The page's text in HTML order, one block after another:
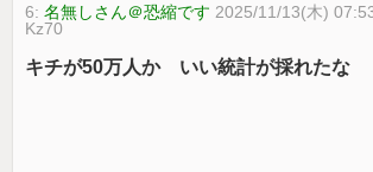
6:名無しさん＠恐縮です 2025/11/13(木)
Kz70
キチが50万人か いい統計が採れたな